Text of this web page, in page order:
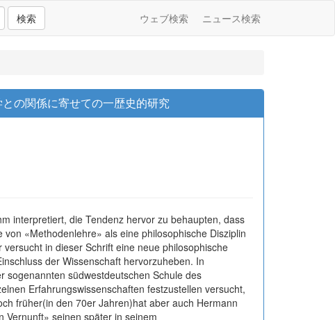
検索 ウェブ検索 ニュース検索
の関係に寄せての一歴史的研究
interpretiert, die Tendenz hervor zu behaupten, dass
«Methodenlehre» als eine philosophische Disziplin
in dieser Schrift eine neue philosophische
der Wissenschaft hervorzuheben. In
sogenannten südwestdeutschen Schule des
Erfahrungswissenschaften festzustellen versucht,
früher(in den 70er Jahren)hat aber auch Hermann
Vernunft» seinen später in seinem